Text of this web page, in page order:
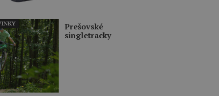
Prešovské
singletracky